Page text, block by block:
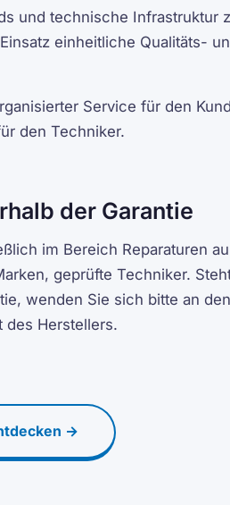
und technische Infrastruktur
einheitliche Qualitäts-
Service für den
den Techniker.
der Garantie
im Bereich Reparaturen
geprüfte Techniker.
wenden Sie sich bitte an den
des Herstellers.
→